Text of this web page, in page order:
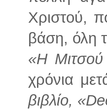
Χριστού,
βάση, όλη
«Η Μιτσού
χρόνια
βιβλίο,